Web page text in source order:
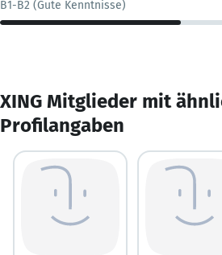
B1-B2 (Gute Kenntnisse)
XING Mitglieder mit
Profilangaben